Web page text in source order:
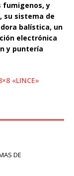
fumigenos, y
su sistema de
balística, un
electrónica
y puntería
«LINCE»
DE